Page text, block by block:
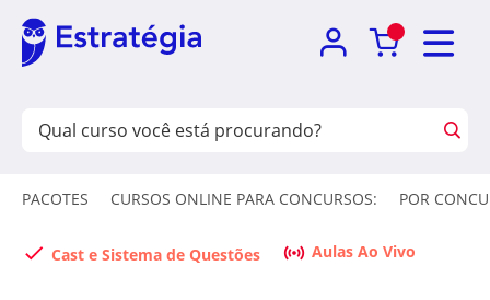
PACOTES CURSOS ONLINE PARA CONCURSOS: POR
Cast e Sistema de Questões Aulas Ao Vivo